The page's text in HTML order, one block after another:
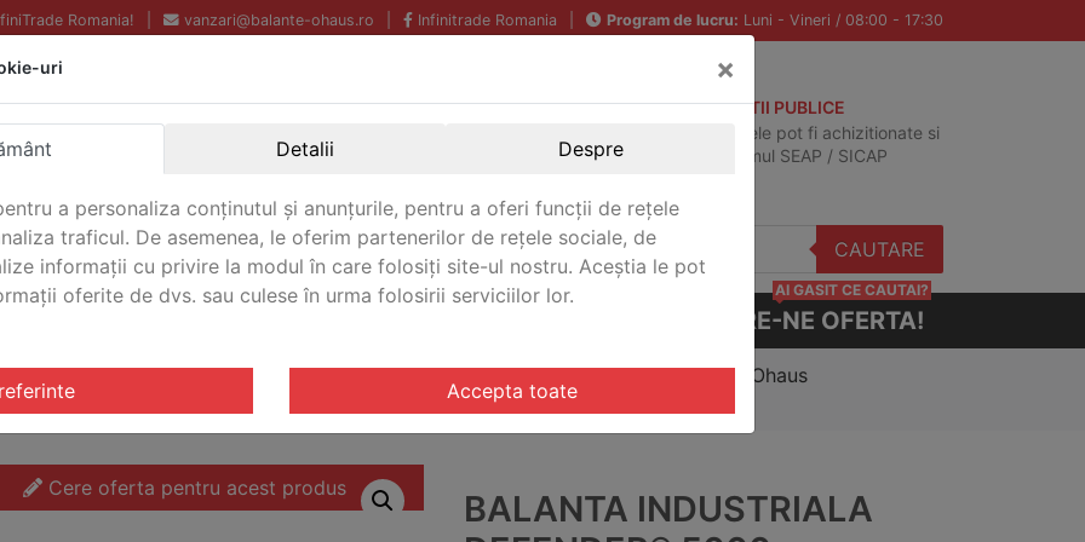
Romania! vanzari@balante-ohaus.ro Infinitrade Romania Program de lucru: Luni - Vineri / 08:00 - 17:30
Echipamente profesionale
pentru laborator.
Garantie Internationala.
ACHIZITII PUBLICE
Produsele pot fi achizitionate si
in sistemul SEAP / SICAP
CAUTARE
CERE-NE OFERTA!
AI GASIT CE CAUTAI?
Defender® 5000 Washdown/ Balanta industriala Defender® 5000 Washdown Ohaus
Cere oferta pentru acest produs
BALANTA INDUSTRIALA
uri ×
Detalii Despre
a personaliza conținutul și anunțurile, pentru a oferi funcții de rețele
traficul. De asemenea, le oferim partenerilor de rețele sociale, de
informații cu privire la modul în care folosiți site-ul nostru. Aceștia le pot
oferite de dvs. sau culese în urma folosirii serviciilor lor.
Accepta toate